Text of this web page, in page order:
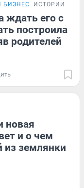
БИЗНЕС ИСТОРИИ
ждать его с
построила
родителей
новая
и о чем
землянки